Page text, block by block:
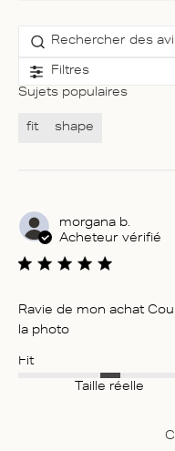
Filtres
Sujets populaires
fit
shape
morgana b.
Acheteur vérifié
Ravie de mon achat
la photo
Fit
Taille réelle